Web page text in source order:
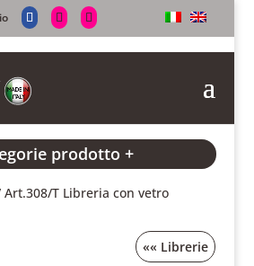
prodotto +
Art.308/T Libreria con vetro
«« Librerie